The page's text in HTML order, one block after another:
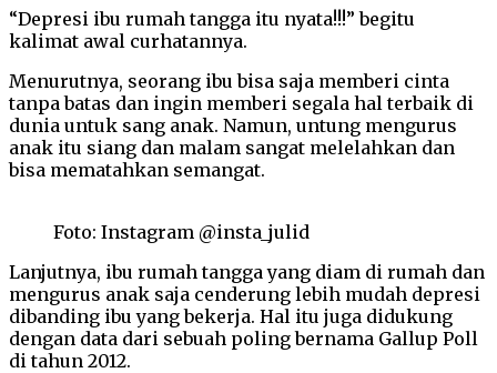
“Depresi ibu rumah tangga itu nyata!!!” begitu
kalimat awal curhatannya.
Menurutnya, seorang ibu bisa saja memberi cinta
tanpa batas dan ingin memberi segala hal terbaik di
dunia untuk sang anak. Namun, untung mengurus
anak itu siang dan malam sangat melelahkan dan
bisa mematahkan semangat.
Foto: Instagram @insta_julid
Lanjutnya, ibu rumah tangga yang diam di rumah dan
mengurus anak saja cenderung lebih mudah depresi
dibanding ibu yang bekerja. Hal itu juga didukung
dengan data dari sebuah poling bernama Gallup Poll
di tahun 2012.